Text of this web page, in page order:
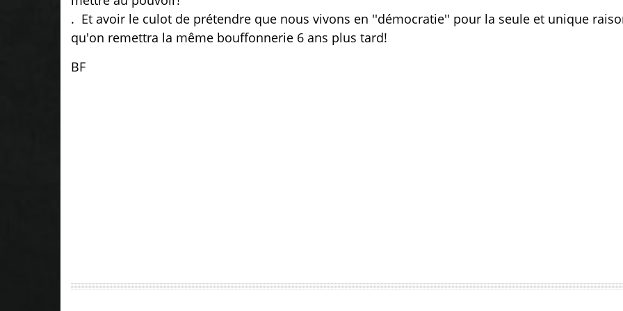
. Et avoir le culot de prétendre que nous vivons en ''démocratie'' pour la seule et unique
qu'on remettra la même bouffonnerie 6 ans plus tard!
BF